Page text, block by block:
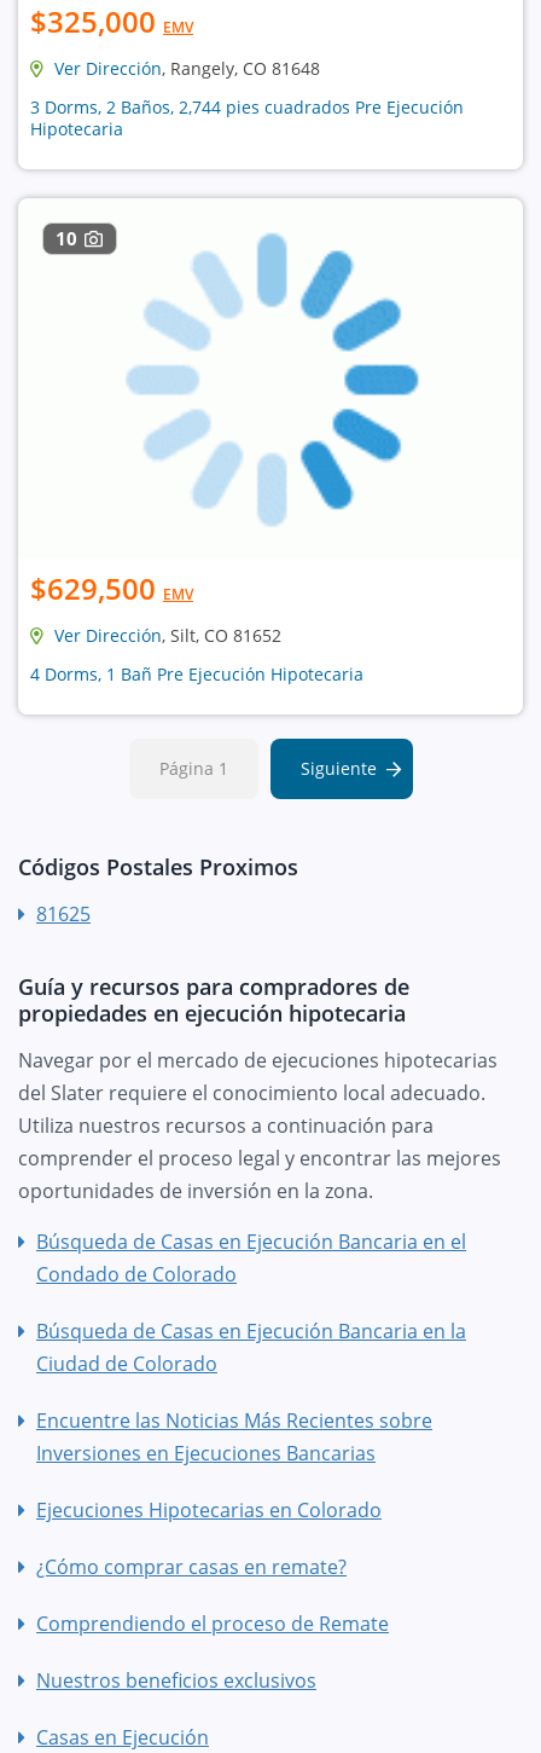
$325,000 EMV
Ver Dirección, Rangely, CO 81648
3 Dorms, 2 Baños, 2,744 pies cuadrados Pre Ejecución
Hipotecaria
10
$629,500 EMV
Ver Dirección, Silt, CO 81652
4 Dorms, 1 Bañ Pre Ejecución Hipotecaria
Página 1 Siguiente
Códigos Postales Proximos
81625
Guía y recursos para compradores de
propiedades en ejecución hipotecaria
Navegar por el mercado de ejecuciones hipotecarias
del Slater requiere el conocimiento local adecuado.
Utiliza nuestros recursos a continuación para
comprender el proceso legal y encontrar las mejores
oportunidades de inversión en la zona.
Búsqueda de Casas en Ejecución Bancaria en el
Condado de Colorado
Búsqueda de Casas en Ejecución Bancaria en la
Ciudad de Colorado
Encuentre las Noticias Más Recientes sobre
Inversiones en Ejecuciones Bancarias
Ejecuciones Hipotecarias en Colorado
¿Cómo comprar casas en remate?
Comprendiendo el proceso de Remate
Nuestros beneficios exclusivos
Casas en Ejecución